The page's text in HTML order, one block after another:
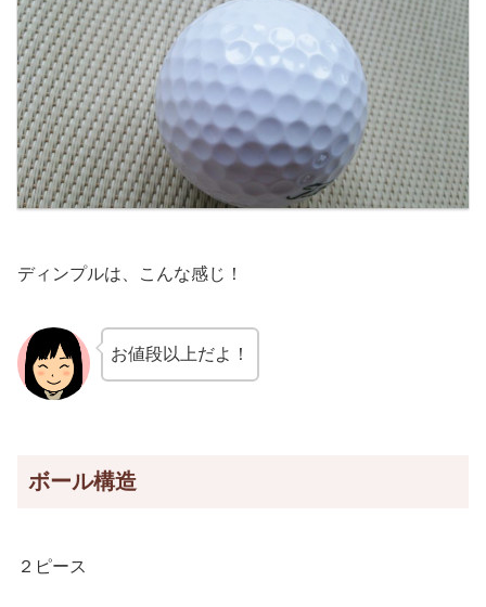
ディンプルは、こんな感じ！
お値段以上だよ！
ボール構造
２ピース